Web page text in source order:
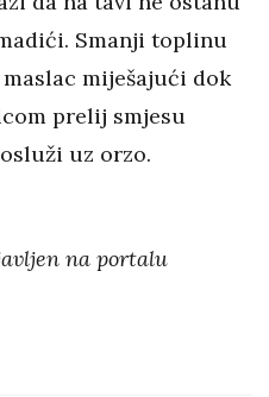
Smanji toplinu
miješajući dok
prelij smjesu
uz orzo.
na portalu